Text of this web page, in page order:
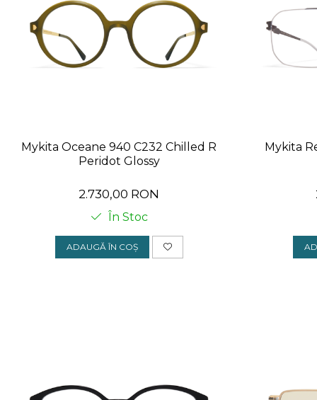
Mykita Oceane 940 C232 Chilled R
Peridot Glossy
2.730,00 RON
În Stoc
ADAUGĂ ÎN COȘ
Mykita